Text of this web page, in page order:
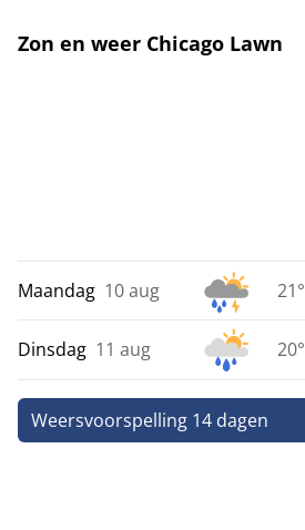
Zon en weer Chicago Lawn
Maandag 10 aug 21°
Dinsdag 11 aug 20°
Weersvoorspelling 14 dagen